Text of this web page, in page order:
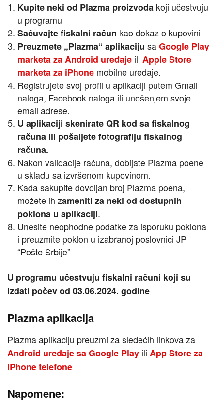
Kupite neki od Plazma proizvoda koji učestvuju
u programu
Sačuvajte fiskalni račun kao dokaz o kupovini
Preuzmete „Plazma“ aplikaciju saGoogle Play
marketa za Android uređaje ili Apple Store
marketa za iPhone mobilne uređaje.
Registrujete svoj profil u aplikaciji putem Gmail
naloga, Facebook naloga ili unošenjem svoje
email adrese.
U aplikaciji skenirate QR kod sa fiskalnog
računa ili pošaljete fotografiju fiskalnog
računa.
Nakon validacije računa, dobijate Plazma poene
u skladu sa izvršenom kupovinom.
Kada sakupite dovoljan broj Plazma poena,
možete ih zameniti za neki od dostupnih
poklona u aplikaciji.
Unesite neophodne podatke za isporuku poklona
i preuzmite poklon u izabranoj poslovnici JP
“Pošte Srbije”
U programu učestvuju fiskalni računi koji su
izdati počev od 03.06.2024. godine
Plazma aplikacija
Plazma aplikaciju preuzmi za sledećih linkova za
Android uređaje saGoogle Play ili App Store za
iPhone telefone
Napomene: